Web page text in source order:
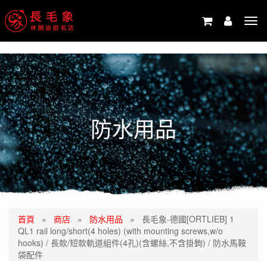
防水用品
首頁 » 商店 » 防水用品 » 長毛象-德國[ORTLIEB] 1
QL1 rail long/short(4 holes) (with mounting screws,w/o
hooks) / 長款/短款軌道組件(4孔)(含螺絲,不含掛鉤) / 防水馬鞍
袋配件